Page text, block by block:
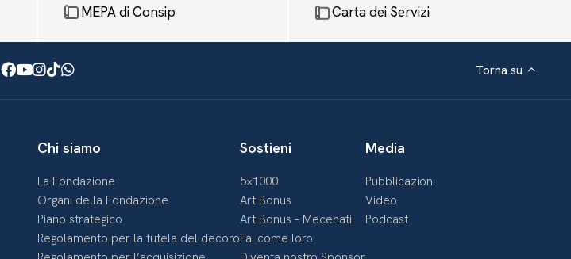
MEPA di Consip Carta dei Servizi
Facebook
Youtube
Instagram
TikTok
WhatsApp Torna su
Chi siamo
La Fondazione
Organi della Fondazione
Piano strategico
Regolamento per la tutela del decoro
Sostieni
5×1000
Art Bonus
Art Bonus – Mecenati
Fai come loro
Media
Pubblicazioni
Video
Podcast